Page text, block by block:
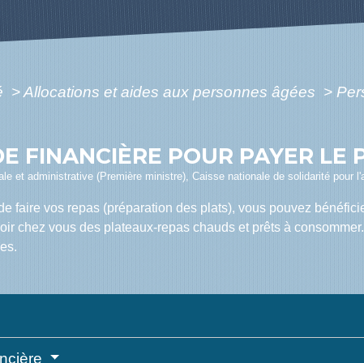
>Allocations et aides aux personnes âgées >
FINANCIÈRE POUR PAYER LE
et administrative (Première ministre), Caisse nationale de solidarité pour
faire vos repas (préparation des plats), vous pouvez
chez vous des plateaux-repas chauds et prêts à